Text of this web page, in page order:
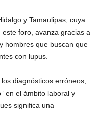
y Tamaulipas, cuya
foro, avanza gracias a
hombres que buscan que
con lupus.
diagnósticos erróneos,
en el ámbito laboral y
significa una